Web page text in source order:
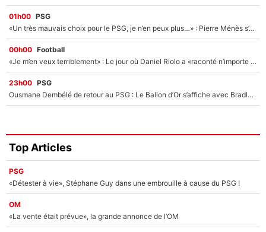
01h00 PSG
«Un très mauvais choix pour le PSG, je n’en peux plus…» : Pierre Ménès s’est complètement trompé avec Luis Enrique et ces déclarations le prouvent !
00h00 Football
«Je m’en veux terriblement» : Le jour où Daniel Riolo a «raconté n’importe quoi» dans l'After Foot !
23h00 PSG
Ousmane Dembélé de retour au PSG : Le Ballon d’Or s’affiche avec Bradley Barcola en plein cœur du feuilleton sur son départ !
Top Articles
PSG
«Détester à vie», Stéphane Guy dans une embrouille à cause du PSG !
OM
«La vente était prévue», la grande annonce de l’OM